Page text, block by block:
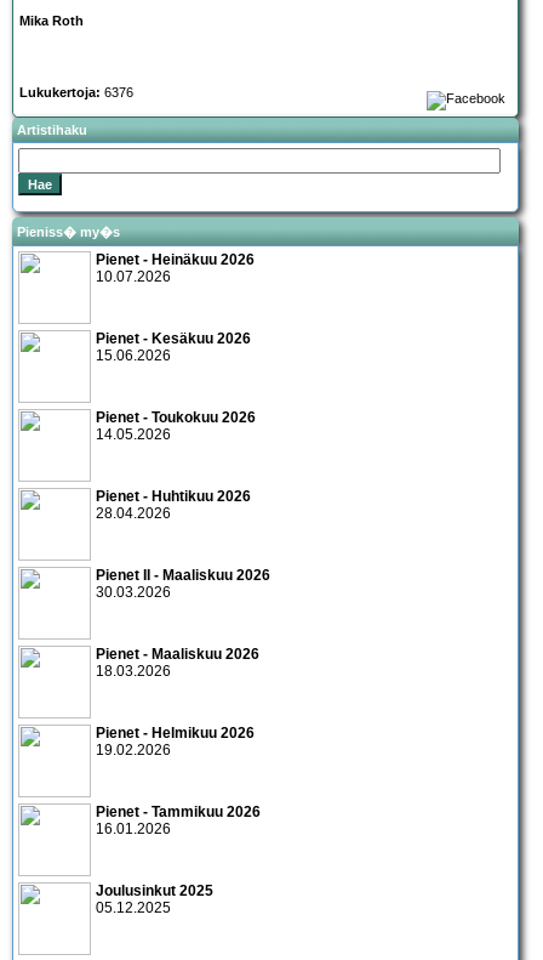
Mika Roth
Lukukertoja: 6376
Artistihaku
Pieniss� my�s
Pienet - Heinäkuu 2026
10.07.2026
Pienet - Kesäkuu 2026
15.06.2026
Pienet - Toukokuu 2026
14.05.2026
Pienet - Huhtikuu 2026
28.04.2026
Pienet II - Maaliskuu 2026
30.03.2026
Pienet - Maaliskuu 2026
18.03.2026
Pienet - Helmikuu 2026
19.02.2026
Pienet - Tammikuu 2026
16.01.2026
Joulusinkut 2025
05.12.2025